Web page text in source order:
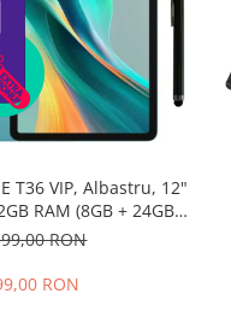
T36 VIP, Albastru, 12"
RAM (8GB + 24GB
Android 15,
RON
RON